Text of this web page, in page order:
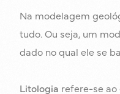
Na modelagem
tudo. Ou seja, um
dado no qual ele se
Litologia refere-se